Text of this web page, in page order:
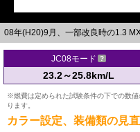
08年(H20)9月、一部改良時の1.3
JC08モード
23.2～25.8km/L
※燃費は定められた試験条件の下での数
ります。
カラー設定、装備類の見